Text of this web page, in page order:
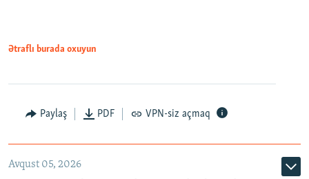
Ətraflı burada oxuyun
Paylaş PDF VPN-siz açmaq
Avqust 05, 2026